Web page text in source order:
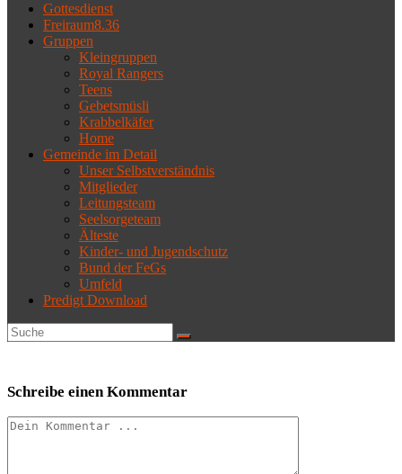
Gottesdienst
Freiraum8.36
Gruppen
Kleingruppen
Royal Rangers
Teens
Gebetsmüsli
Krabbelkäfer
Home
Gemeinde im Detail
Unser Selbstverständnis
Mitglieder
Leitungsteam
Seelsorgeteam
Älteste
Kinder- und Jugendschutz
Bund der FeGs
Umfeld
Predigt Download
Schreibe einen Kommentar
Kommentieren